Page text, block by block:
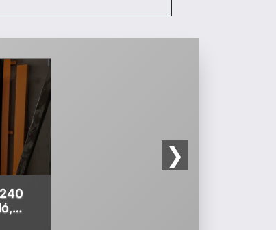
❯